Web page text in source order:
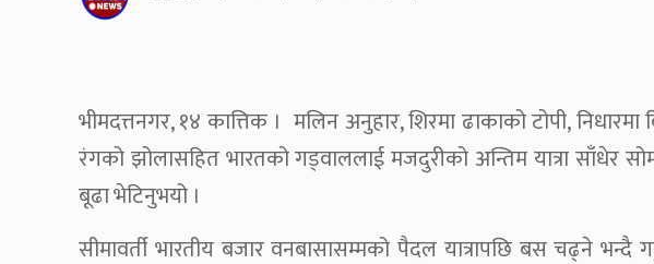
भीमदत्तनगर, १४ कात्तिक । मलिन अनुहार, शिरमा ढाकाको टोपी,
रंगको झोलासहित भारतको गड्वाललाई मजदुरीको अन्तिम यात्रा साँधेर
बूढा भेटिनुभयो ।
सीमावर्ती भारतीय बजार वनबासासम्मको पैदल यात्रापछि बस चढ्ने भन्दै